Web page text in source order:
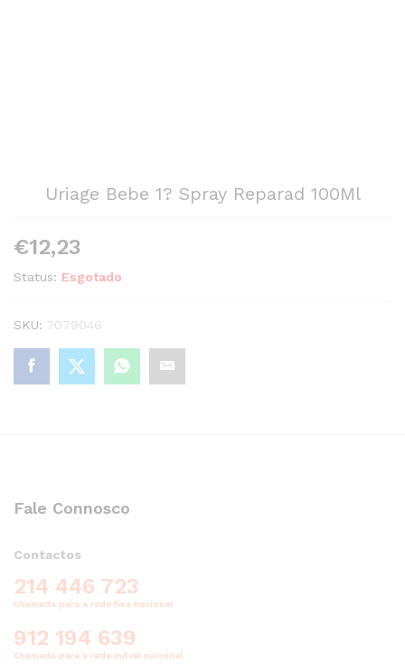
Uriage Bebe 1? Spray Reparad 100Ml
€12,23
Status: Esgotado
SKU: 7079046
Fale Connosco
Contactos
214 446 723
Chamada para a rede fixa nacional
912 194 639
Chamada para a rede móvel nacional